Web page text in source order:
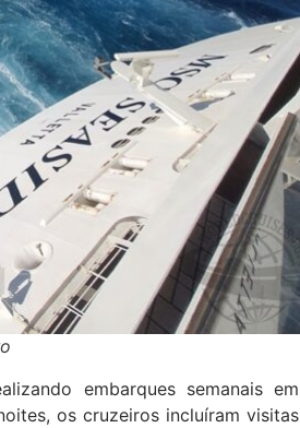
embarques semanais em
os cruzeiros incluíram visitas